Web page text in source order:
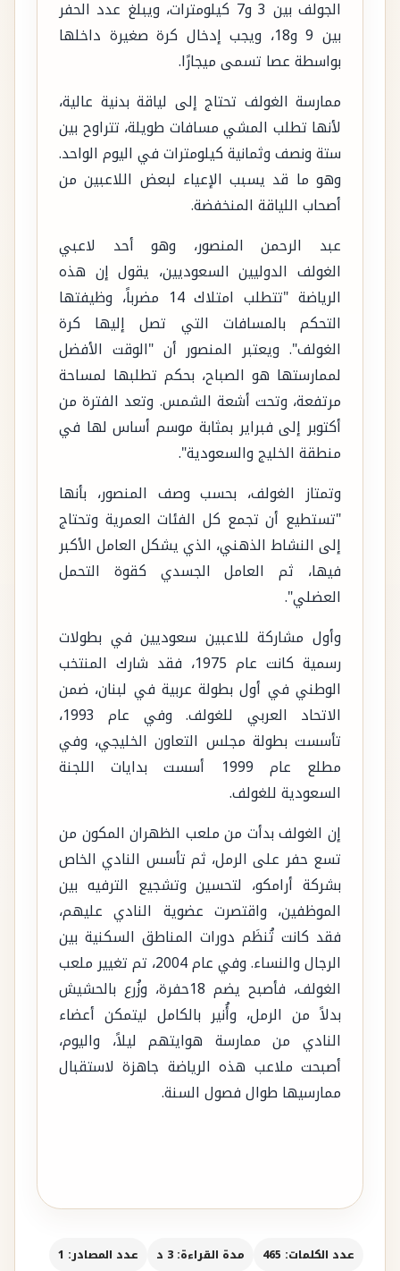
الجولف بين 3 و7 كيلومترات، ويبلغ عدد الحفر
بين 9 و18، ويجب إدخال كرة صغيرة داخلها
بواسطة عصا تسمى ميجارًا.
ممارسة الغولف تحتاج إلى لياقة بدنية عالية،
لأنها تطلب المشي مسافات طويلة، تتراوح بين
ستة ونصف وثمانية كيلومترات في اليوم الواحد.
وهو ما قد يسبب الإعياء لبعض اللاعبين من
أصحاب اللياقة المنخفضة.
عبد الرحمن المنصور، وهو أحد لاعبي
الغولف الدوليين السعوديين، يقول إن هذه
الرياضة "تتطلب امتلاك 14 مضرباً، وظيفتها
التحكم بالمسافات التي تصل إليها كرة
الغولف". ويعتبر المنصور أن "الوقت الأفضل
لممارستها هو الصباح، بحكم تطلبها لمساحة
مرتفعة، وتحت أشعة الشمس. وتعد الفترة من
أكتوبر إلى فبراير بمثابة موسم أساس لها في
منطقة الخليج والسعودية".
وتمتاز الغولف، بحسب وصف المنصور، بأنها
"تستطيع أن تجمع كل الفئات العمرية وتحتاج
إلى النشاط الذهني، الذي يشكل العامل الأكبر
فيها، ثم العامل الجسدي كقوة التحمل
العضلي".
وأول مشاركة للاعبين سعوديين في بطولات
رسمية كانت عام 1975، فقد شارك المنتخب
الوطني في أول بطولة عربية في لبنان، ضمن
الاتحاد العربي للغولف. وفي عام 1993،
تأسست بطولة مجلس التعاون الخليجي، وفي
مطلع عام 1999 أسست بدايات اللجنة
السعودية للغولف.
إن الغولف بدأت من ملعب الظهران المكون من
تسع حفر على الرمل، ثم تأسس النادي الخاص
بشركة أرامكو، لتحسين وتشجيع الترفيه بين
الموظفين، واقتصرت عضوية النادي عليهم،
فقد كانت تُنظَم دورات المناطق السكنية بين
الرجال والنساء. وفي عام 2004، تم تغيير ملعب
الغولف، فأصبح يضم 18حفرة، وزُرع بالحشيش
بدلاً من الرمل، وأُنير بالكامل ليتمكن أعضاء
النادي من ممارسة هوايتهم ليلاً، واليوم،
أصبحت ملاعب هذه الرياضة جاهزة لاستقبال
ممارسيها طوال فصول السنة.
عدد الكلمات: 465 مدة القراءة: 3 د عدد المصادر: 1